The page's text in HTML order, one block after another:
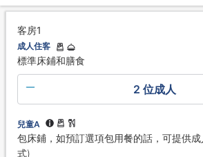
客房1
成人住客
標準床鋪和膳食
2 位成人
兒童A
包床鋪，如預訂選項包用餐的話，可提供
式)